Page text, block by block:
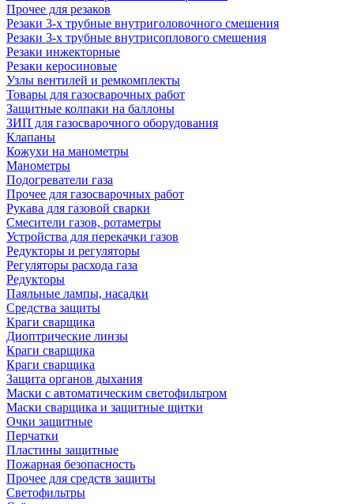
Прочее для резаков
Резаки 3-х трубные внутриголовочного смешения
Резаки 3-х трубные внутрисоплового смешения
Резаки инжекторные
Резаки керосиновые
Узлы вентилей и ремкомплекты
Товары для газосварочных работ
Защитные колпаки на баллоны
ЗИП для газосварочного оборудования
Клапаны
Кожухи на манометры
Манометры
Подогреватели газа
Прочее для газосварочных работ
Рукава для газовой сварки
Смесители газов, ротаметры
Устройства для перекачки газов
Редукторы и регуляторы
Регуляторы расхода газа
Редукторы
Паяльные лампы, насадки
Средства защиты
Краги сварщика
Диоптрические линзы
Краги сварщика
Краги сварщика
Защита органов дыхания
Маски с автоматическим светофильтром
Маски сварщика и защитные щитки
Очки защитные
Перчатки
Пластины защитные
Пожарная безопасность
Прочее для средств защиты
Светофильтры